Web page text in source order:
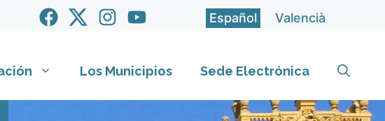
Español Valencià
Los Municipios Sede Electrónica